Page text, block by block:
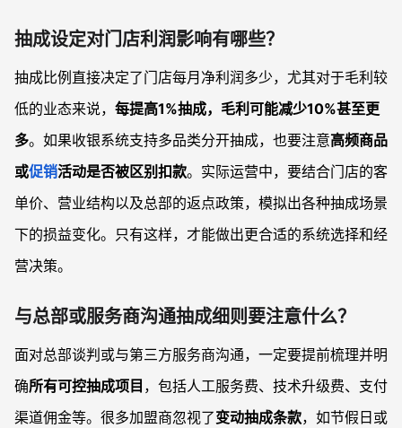
抽成设定对门店利润影响有哪些？
抽成比例直接决定了门店每月净利润多少，尤其对于毛利较
低的业态来说， 每提高1%抽成，毛利可能减少10%甚至更
多。如果收银系统支持多品类分开抽成，也要注意高频商品
或促销活动是否被区别扣款。实际运营中，要结合门店的客
单价、营业结构以及总部的返点政策，模拟出各种抽成场景
下的损益变化。只有这样，才能做出更合适的系统选择和经
营决策。
与总部或服务商沟通抽成细则要注意什么？
面对总部谈判或与第三方服务商沟通，一定要提前梳理并明
确所有可控抽成项目 ，包括人工服务费、技术升级费、支付
渠道佣金等。很多加盟商忽视了变动抽成条款，如节假日或